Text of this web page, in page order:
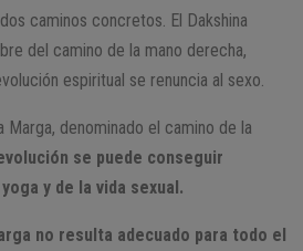
caminos concretos. El Dakshina
del camino de la mano derecha,
espiritual se renuncia al sexo.
Marga, denominado el camino de la
se puede conseguir
y de la vida sexual.
no resulta adecuado para todo el